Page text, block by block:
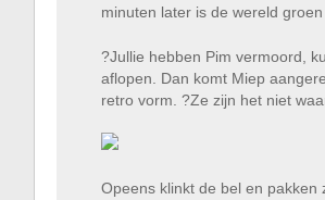
minuten later is de wereld
?Jullie hebben Pim vermoord,
aflopen. Dan komt Miep
retro vorm. ?Ze zijn het niet
Opeens klinkt de bel en